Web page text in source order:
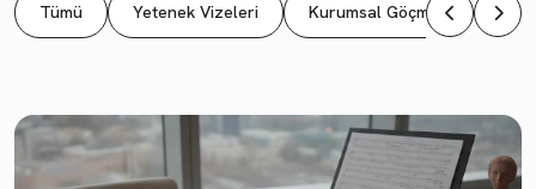
Tümü Yetenek Vizeleri Kurumsal Göçmenlik